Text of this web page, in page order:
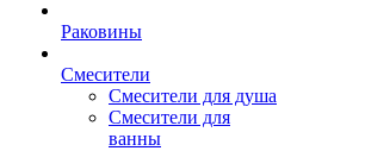
Раковины
Смесители
Смесители для душа
Смесители для
ванны